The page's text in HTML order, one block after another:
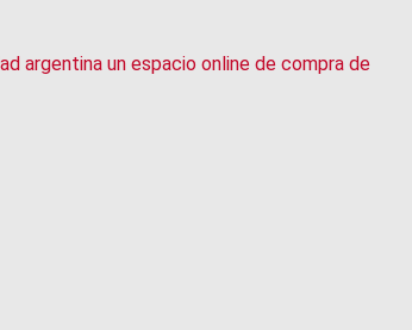
argentina un espacio online de compra de